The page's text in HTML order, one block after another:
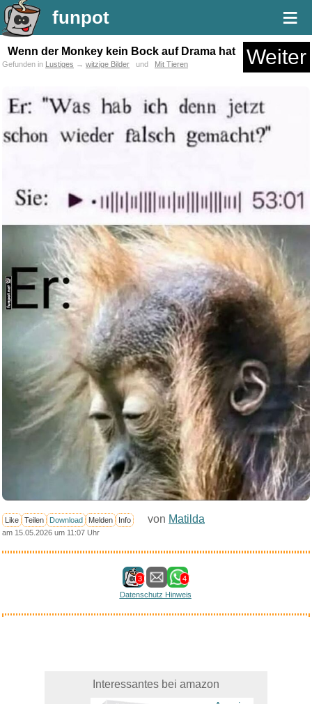
funpot ≡
Wenn der Monkey kein Bock auf Drama hat Weiter
Gefunden in Lustiges → witzige Bilder und Mit Tieren
Like Teilen Download Melden Info von Matilda
am 15.05.2026 um 11:07 Uhr
3
4
Datenschutz Hinweis
Interessantes bei amazon